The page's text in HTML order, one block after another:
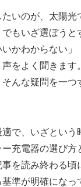
いのが、太陽光
もいざ選ぼうと
かわからない」
をよく聞きます
んな疑問を一つ
で、いざという
充電器の選び方
を読み終わる頃
準が明確になっ